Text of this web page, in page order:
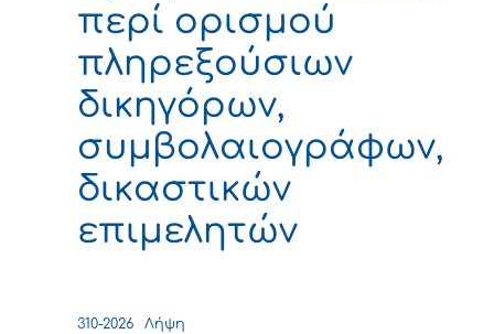
περί ορισμού
πληρεξούσιων
δικηγόρων,
συμβολαιογράφων,
δικαστικών
επιμελητών
310-2026 Λήψη